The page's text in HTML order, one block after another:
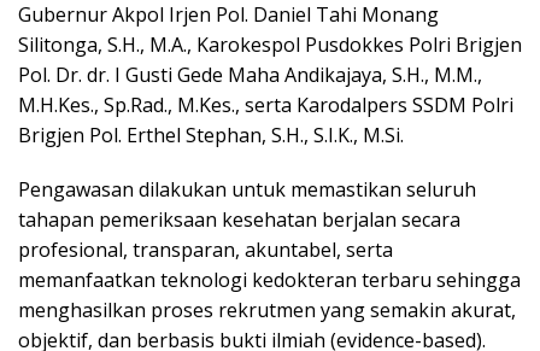
Gubernur Akpol Irjen Pol. Daniel Tahi Monang
Silitonga, S.H., M.A., Karokespol Pusdokkes Polri Brigjen
Pol. Dr. dr. I Gusti Gede Maha Andikajaya, S.H., M.M.,
M.H.Kes., Sp.Rad., M.Kes., serta Karodalpers SSDM Polri
Brigjen Pol. Erthel Stephan, S.H., S.I.K., M.Si.
Pengawasan dilakukan untuk memastikan seluruh
tahapan pemeriksaan kesehatan berjalan secara
profesional, transparan, akuntabel, serta
memanfaatkan teknologi kedokteran terbaru sehingga
menghasilkan proses rekrutmen yang semakin akurat,
objektif, dan berbasis bukti ilmiah (evidence-based).